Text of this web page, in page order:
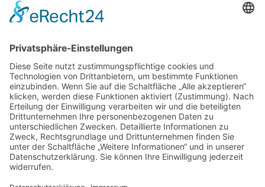
Wissenschaften-AG
Datenschutzerklärung
Website Administration